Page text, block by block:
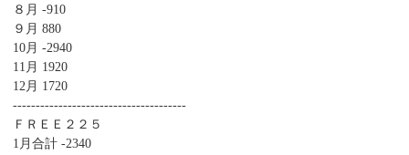
８月 -910
９月 880
10月 -2940
11月 1920
12月 1720
--------------------------------------
ＦＲＥＥ２２５
1月合計 -2340